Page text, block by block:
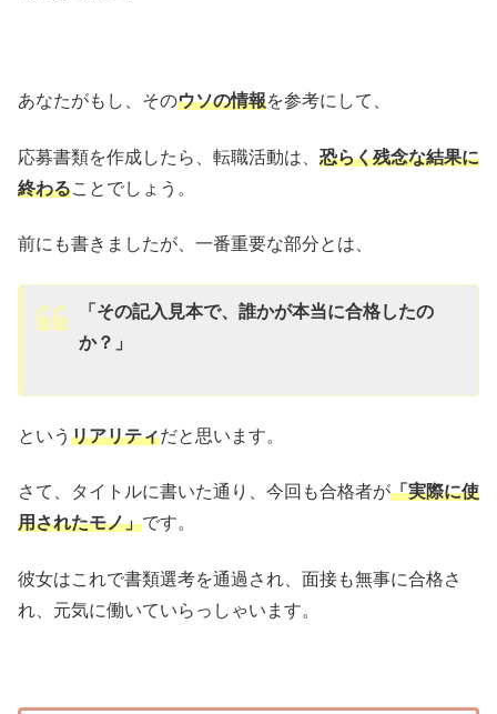
あなたがもし、そのウソの情報を参考にして、
応募書類を作成したら、転職活動は、 恐らく残念な結果に
終わることでしょう。
前にも書きましたが、一番重要な部分とは、
「その記入見本で、誰かが本当に合格したの
か？」
という リアリティだと思います。
さて、タイトルに書いた通り、今回も合格者が「実際に使
用されたモノ」です。
彼女はこれで書類選考を通過され、面接も無事に合格さ
れ、元気に働いていらっしゃいます。